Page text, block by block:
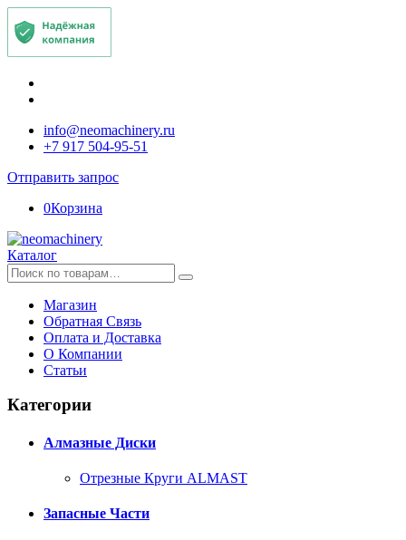
info@neomachinery.ru
+7 917 504-95-51
Отправить запрос
0Корзина
Каталог
Искать:
Магазин
Обратная Связь
Оплата и Доставка
О Компании
Статьи
Категории
Алмазные Диски
Отрезные Круги ALMAST
Запасные Части